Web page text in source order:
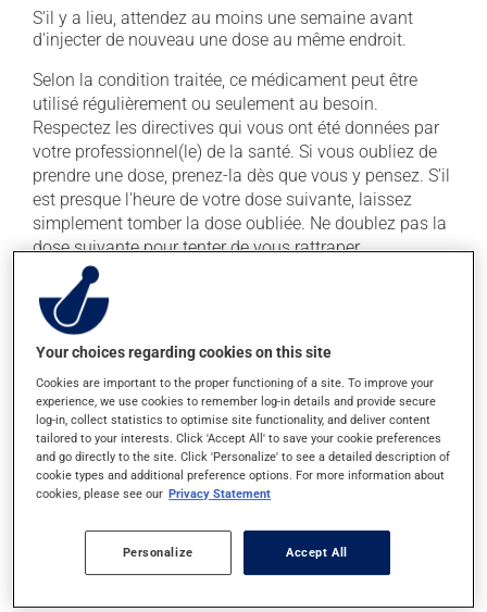
S'il y a lieu, attendez au moins une semaine avant
d'injecter de nouveau une dose au même endroit.
Selon la condition traitée, ce médicament peut être
utilisé régulièrement ou seulement au besoin.
Respectez les directives qui vous ont été données par
votre professionnel(le) de la santé. Si vous oubliez de
prendre une dose, prenez-la dès que vous y pensez. S'il
est presque l'heure de votre dose suivante, laissez
simplement tomber la dose oubliée. Ne doublez pas la
dose suivante pour tenter de vous rattraper.
Il est important de respecter la posologie inscrite sur
l'étiquette. N'en utilisez pas plus, ni plus souvent
qu'indiqué. Disposez des seringues et aiguilles
souillées de façon sécuritaire. Votre pharmacien pourra
vous indiquer comment faire.
La prise d'alcool peut augmenter l'effet de ce produit. Il
est donc recommandé d'éviter de prendre de l'alcool ou
des produits qui en contiennent pendant que vous
utilisez ce médicament.
Effets indésirables
Your choices regarding cookies on this site
Cookies are important to the proper functioning of a site. To improve your
experience, we use cookies to remember log-in details and provide secure
log-in, collect statistics to optimise site functionality, and deliver content
tailored to your interests. Click 'Accept All' to save your cookie preferences
and go directly to the site. Click 'Personalize' to see a detailed description of
cookie types and additional preference options. For more information about
cookies, please see our Privacy Statement
Personalize Accept All